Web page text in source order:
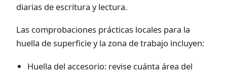
diarias de escritura y lectura.
Las comprobaciones prácticas locales para la
huella de superficie y la zona de trabajo incluyen:
Huella del accesorio: revise cuánta área del